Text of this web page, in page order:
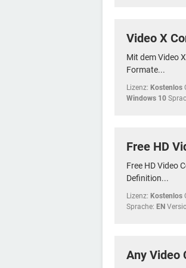
Video X
Mit dem Video
Formate...
Lizenz: Kostenlos
Windows 10
Free HD
Free HD Video
Definition...
Lizenz: Kostenlos
Sprache: EN
Any Video